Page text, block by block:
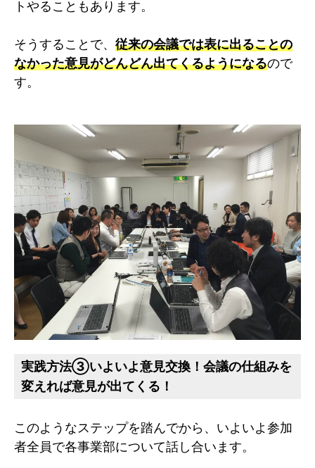
トやることもあります。
そうすることで、 従来の会議では表に出ることの
なかった意見がどんどん出てくるようになるので
す。
実践方法③いよいよ意見交換！会議の仕組みを
変えれば意見が出てくる！
このようなステップを踏んでから、いよいよ参加
者全員で各事業部について話し合います。